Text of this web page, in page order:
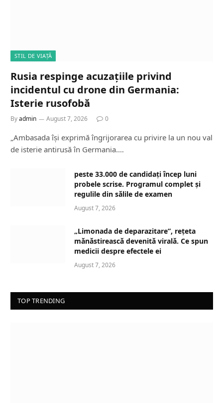
STIL DE VIAȚĂ
Rusia respinge acuzațiile privind
incidentul cu drone din Germania:
Isterie rusofobă
Byadmin August 7, 2026 0
„Ambasada își exprimă îngrijorarea cu privire la un nou val
de isterie antirusă în Germania.…
peste 33.000 de candidați încep luni
probele scrise. Programul complet și
regulile din sălile de examen
August 7, 2026
„Limonada de deparazitare”, rețeta
mănăstirească devenită virală. Ce spun
medicii despre efectele ei
August 7, 2026
TOP TRENDING